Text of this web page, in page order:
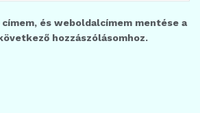
és weboldalcímem mentése a
hozzászólásomhoz.